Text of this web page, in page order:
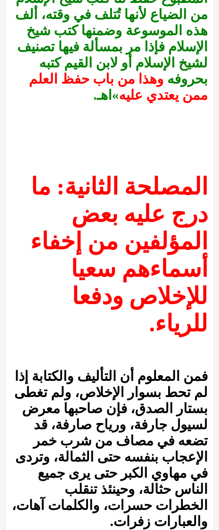
من الضياع لأنها تُتلف في وقته، ألف
هذه الموسوعة وضمنها كتب شيخ
الإسلام فإذا مر بمسألة فيها تصنيف
لشيخ الإسلام أو لابن القيم كتبه
بحروفه وهذا من باب حفظ العلم
ممن يعتدي عليه»اهـ.
المصلحة الثانية: ما
درج عليه بعض
المؤلفين من إخفاء
أسماءهم سعيا
للإخلاص ودفعا
للرياء.
فمن المعلوم أن التأليف والكتابة إذا
لم تحط بسوار الإخلاص، ولم تغطى
بستار الصدق، فإن صاحبها معرض
لسيول جارفة، ورياح صارفة، قد
تضعه في مصاف من شرب خمر
الإعجاب بنفسه حتى الثمالة، وتردى
في مهاوي الكبر حتى يرى جميع
الناس حثالة، وحينئذ تنقلب
الخطرات حسرات، والكلمات آهات،
والعبارات زفرات.